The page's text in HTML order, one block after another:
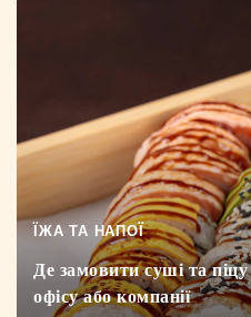
ЇЖА ТА НАПОЇ
Де замовити суші та
офісу або компанії